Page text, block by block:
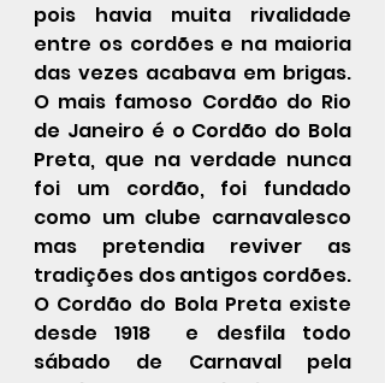
pois havia muita rivalidade
entre os cordões e na maioria
das vezes acabava em brigas.
O mais famoso Cordão do Rio
de Janeiro é o Cordão do Bola
Preta, que na verdade nunca
foi um cordão, foi fundado
como um clube carnavalesco
mas pretendia reviver as
tradições dos antigos cordões.
O Cordão do Bola Preta existe
desde 1918  e desfila todo
sábado de Carnaval pela